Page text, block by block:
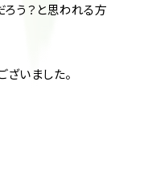
う？と思われる方
いました。